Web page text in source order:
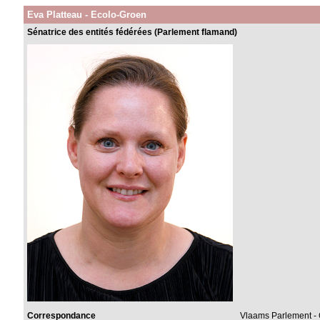
Eva Platteau - Ecolo-Groen
Sénatrice des entités fédérées (Parlement flamand)
Correspondance
Vlaams Parlement -